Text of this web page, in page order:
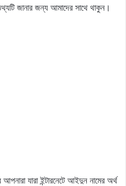
জানার জন্য আমাদের সাথে থাকুন।
যারা ইন্টারনেটে আইদুন নামের অর্থ